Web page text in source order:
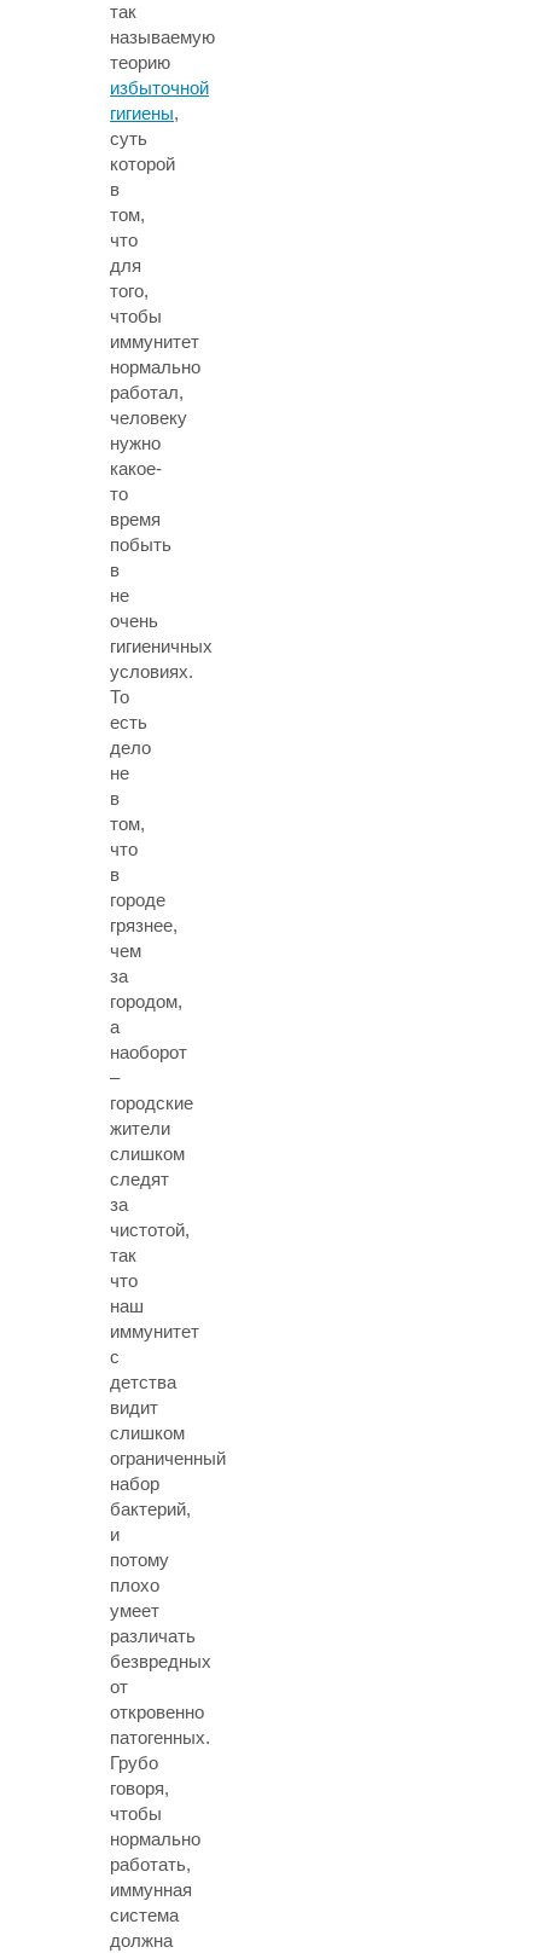
так
называемую
теорию
избыточной
гигиены,
суть
которой
в
том,
что
для
того,
чтобы
иммунитет
нормально
работал,
человеку
нужно
какое-
то
время
побыть
в
не
очень
гигиеничных
условиях.
То
есть
дело
не
в
том,
что
в
городе
грязнее,
чем
за
городом,
а
наоборот
–
городские
жители
слишком
следят
за
чистотой,
так
что
наш
иммунитет
с
детства
видит
слишком
ограниченный
набор
бактерий,
и
потому
плохо
умеет
различать
безвредных
от
откровенно
патогенных.
Грубо
говоря,
чтобы
нормально
работать,
иммунная
система
должна